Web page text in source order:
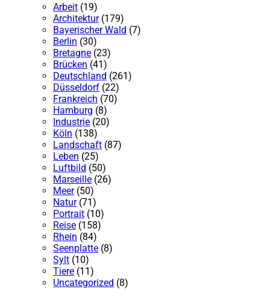
Arbeit (19)
Architektur(179)
Bayerischer Wald (7)
Berlin (30)
Bretagne (23)
Brücken (41)
Deutschland (261)
Düsseldorf (22)
Frankreich (70)
Hamburg (8)
Industrie (20)
Köln (138)
Landschaft (87)
Leben (25)
Luftbild (50)
Marseille (26)
Meer(50)
Natur(71)
Portrait (10)
Reise (158)
Rhein (84)
Seenplatte (8)
Sylt (10)
Tiere (11)
Uncategorized (8)